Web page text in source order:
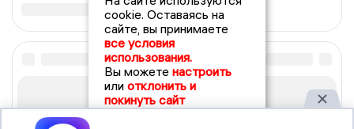
cookie. Оставаясь на
сайте, вы принимаете
все условия
использования.
Вы можете настроить
или отклонить и
покинуть сайт